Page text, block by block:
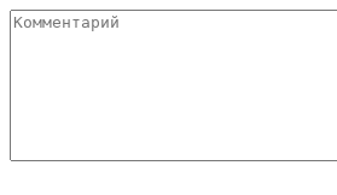
Комментарий